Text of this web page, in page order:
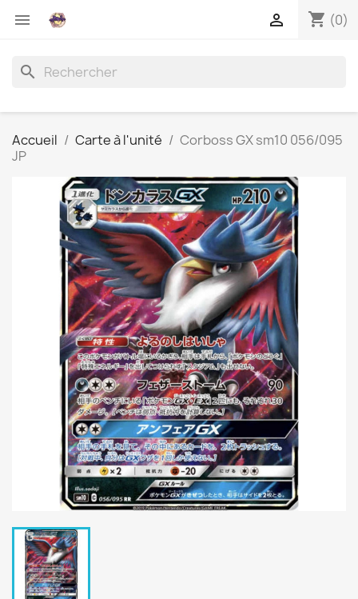
 shopping_cart (0)

search
Accueil Carte à l'unité
Corboss GX sm10 056/095
JP